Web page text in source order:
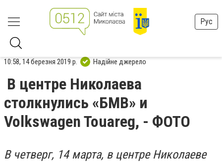
Рус
10:58, 14 березня 2019 р. Надійне джерело
В центре Николаева
столкнулись «БМВ» и
Volkswagen Touareg, - ФОТО
В четверг, 14 марта, в центре Николаеве